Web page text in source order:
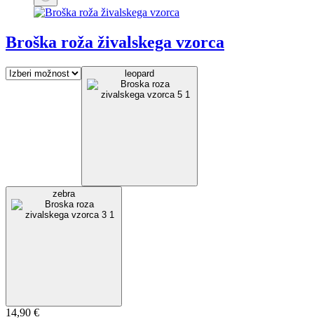
Broška roža živalskega vzorca
leopard
zebra
14,90 €